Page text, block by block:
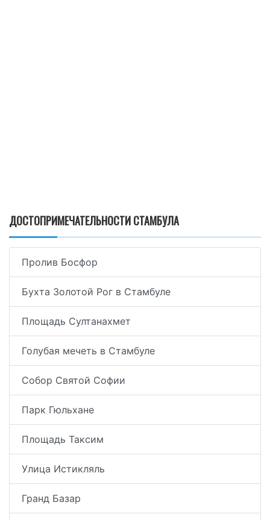
ДОСТОПРИМЕЧАТЕЛЬНОСТИ СТАМБУЛА
Пролив Босфор
Бухта Золотой Рог в Стамбуле
Площадь Султанахмет
Голубая мечеть в Стамбуле
Собор Святой Софии
Парк Гюльхане
Площадь Таксим
Улица Истикляль
Гранд Базар